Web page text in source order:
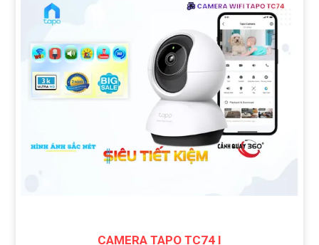
CAMERA TAPO TC74 I